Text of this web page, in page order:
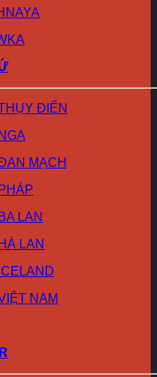
ĐIỂN
MẠCH
LAN
LAN
NAM